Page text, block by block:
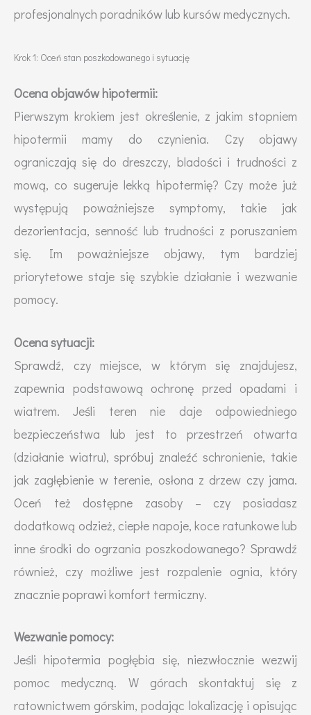
profesjonalnych poradników lub kursów medycznych.
Krok 1: Oceń stan poszkodowanego i sytuację
Ocena objawów hipotermii:
Pierwszym krokiem jest określenie, z jakim stopniem
hipotermii mamy do czynienia. Czy objawy
ograniczają się do dreszczy, bladości i trudności z
mową, co sugeruje lekką hipotermię? Czy może już
występują poważniejsze symptomy, takie jak
dezorientacja, senność lub trudności z poruszaniem
się. Im poważniejsze objawy, tym bardziej
priorytetowe staje się szybkie działanie i wezwanie
pomocy.
Ocena sytuacji:
Sprawdź, czy miejsce, w którym się znajdujesz,
zapewnia podstawową ochronę przed opadami i
wiatrem. Jeśli teren nie daje odpowiedniego
bezpieczeństwa lub jest to przestrzeń otwarta
(działanie wiatru), spróbuj znaleźć schronienie, takie
jak zagłębienie w terenie, osłona z drzew czy jama.
Oceń też dostępne zasoby – czy posiadasz
dodatkową odzież, ciepłe napoje, koce ratunkowe lub
inne środki do ogrzania poszkodowanego? Sprawdź
również, czy możliwe jest rozpalenie ognia, który
znacznie poprawi komfort termiczny.
Wezwanie pomocy:
Jeśli hipotermia pogłębia się, niezwłocznie wezwij
pomoc medyczną. W górach skontaktuj się z
ratownictwem górskim, podając lokalizację i opisując